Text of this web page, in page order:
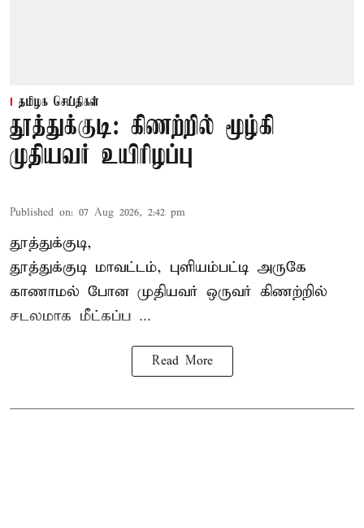
தமிழக செய்திகள்
தூத்துக்குடி: கிணற்றில் மூழ்கி
முதியவர் உயிரிழப்பு
Published on: 07 Aug 2026, 2:42 pm
தூத்துக்குடி,
தூத்துக்குடி மாவட்டம், புளியம்பட்டி அருகே
காணாமல் போன முதியவர் ஒருவர் கிணற்றில்
சடலமாக மீட்கப்ப ...
Read More